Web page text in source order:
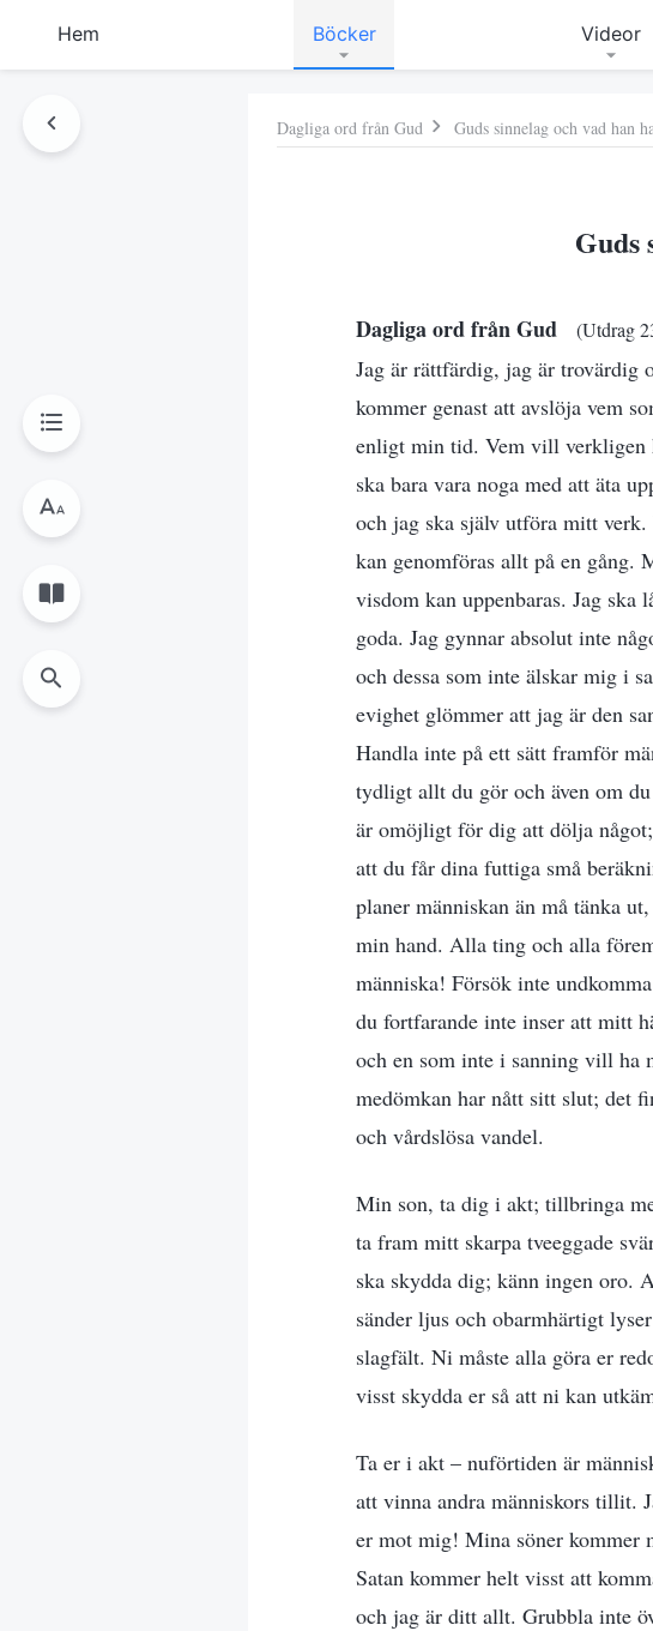
Hem Böcker Videor
Dagliga ord från Gud Guds sinnelag och vad han
Guds
Dagliga ord från Gud (Utdrag
Jag är rättfärdig, jag är trovärdig
kommer genast att avslöja vem
enligt min tid. Vem vill verkligen
ska bara vara noga med att äta
och jag ska själv utföra mitt
kan genomföras allt på en
visdom kan uppenbaras. Jag ska
goda. Jag gynnar absolut inte
och dessa som inte älskar mig i
evighet glömmer att jag är den
Handla inte på ett sätt framför
tydligt allt du gör och även om
är omöjligt för dig att dölja
att du får dina futtiga små
planer människan än må tänka
min hand. Alla ting och alla
människa! Försök inte
du fortfarande inte inser att mitt
och en som inte i sanning vill ha
medömkan har nått sitt slut; det
och vårdslösa vandel.
Min son, ta dig i akt; tillbringa
ta fram mitt skarpa tveeggade
ska skydda dig; känn ingen oro.
sänder ljus och obarmhärtigt
slagfält. Ni måste alla göra er
visst skydda er så att ni kan
Ta er i akt – nuförtiden är
att vinna andra människors tillit.
er mot mig! Mina söner kommer
Satan kommer helt visst att
och jag är ditt allt. Grubbla inte